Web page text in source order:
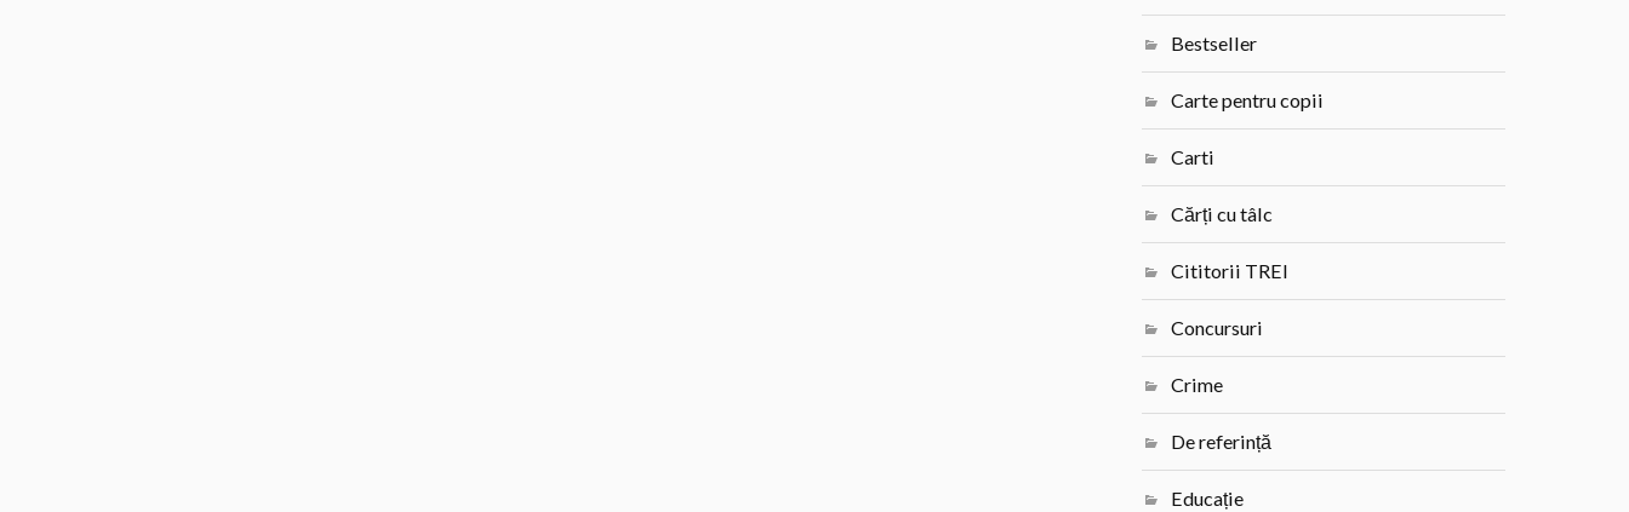
Bestseller
Carte pentru copii
Carti
Cărți cu tâlc
Cititorii TREI
Concursuri
Crime
De referință
Educație